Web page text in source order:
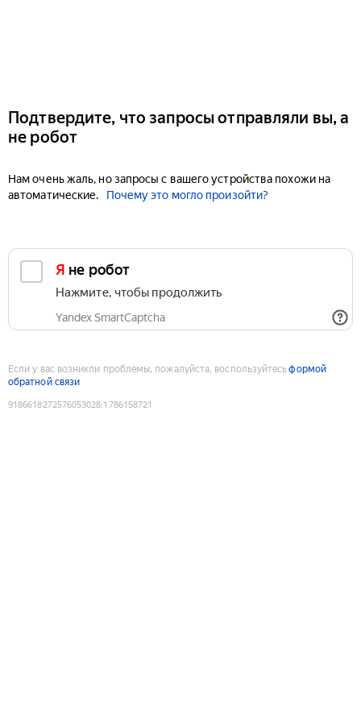
Подтвердите, что запросы отправляли вы, а
не робот
Нам очень жаль, но запросы с вашего устройства похожи на
автоматические.
Почему это могло произойти?
Я не робот
Нажмите, чтобы продолжить
Yandex SmartCaptcha
Если у вас возникли проблемы, пожалуйста, воспользуйтесьформой
обратной связи
9186618272576053028:1786158721